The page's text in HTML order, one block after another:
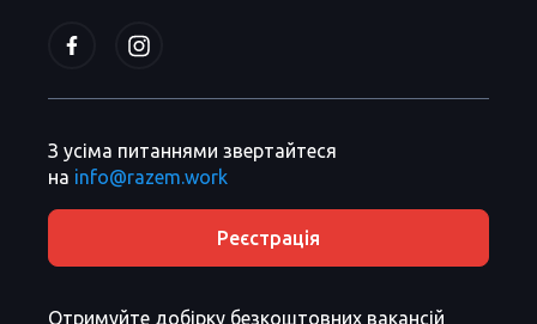
З усіма питаннями звертайтеся
на info@razem.work
Реєстрація
Отримуйте добірку безкоштовних вакансій